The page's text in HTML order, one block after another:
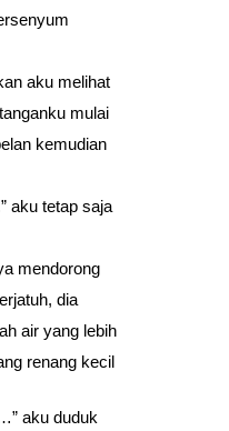
aku melihat
mulai
kemudian
aku tetap saja
mendorong
dia
air yang lebih
renang kecil
aku duduk